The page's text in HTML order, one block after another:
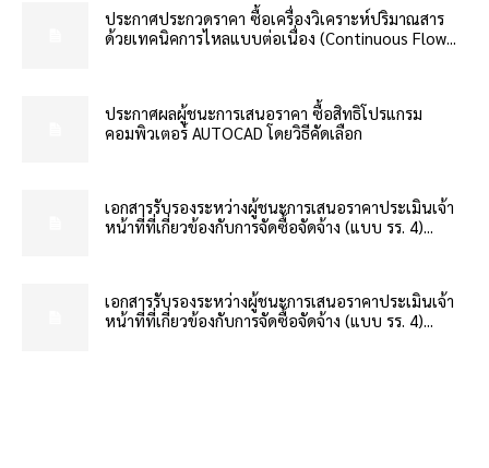
ประกาศประกวดราคา ซื้อเครื่องวิเคราะห์ปริมาณสาร
ด้วยเทคนิคการไหลแบบต่อเนื่อง (Continuous Flow...
ประกาศผลผู้ชนะการเสนอราคา ซื้อสิทธิโปรแกรม
คอมพิวเตอร์ AUTOCAD โดยวิธีคัดเลือก
เอกสารรับรองระหว่างผู้ชนะการเสนอราคาประเมินเจ้า
หน้าที่ที่เกี่ยวข้องกับการจัดซื้อจัดจ้าง (แบบ รร. 4)...
เอกสารรับรองระหว่างผู้ชนะการเสนอราคาประเมินเจ้า
หน้าที่ที่เกี่ยวข้องกับการจัดซื้อจัดจ้าง (แบบ รร. 4)...